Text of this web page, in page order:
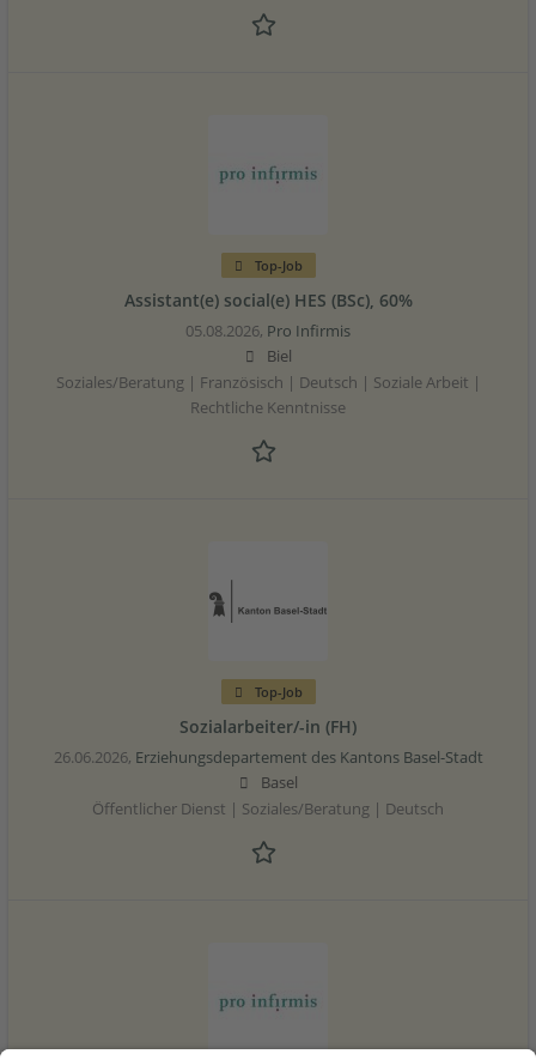
Top-Job
Assistant(e) social(e) HES (BSc), 60%
05.08.2026, Pro Infirmis
Biel
Soziales/Beratung | Französisch | Deutsch | Soziale Arbeit |
Rechtliche Kenntnisse
Top-Job
Sozialarbeiter/-in (FH)
26.06.2026, Erziehungsdepartement des Kantons Basel-Stadt
Basel
Öffentlicher Dienst | Soziales/Beratung | Deutsch